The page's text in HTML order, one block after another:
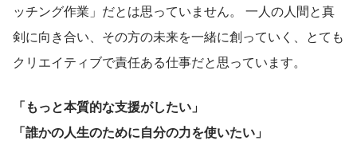
ッチング作業」だとは思っていません。 一人の人間と真
剣に向き合い、その方の未来を一緒に創っていく、とても
クリエイティブで責任ある仕事だと思っています。
「もっと本質的な支援がしたい」
「誰かの人生のために自分の力を使いたい」